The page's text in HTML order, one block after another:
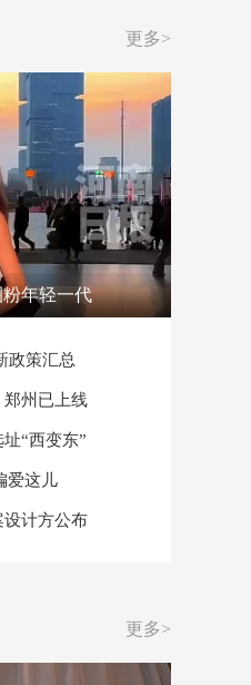
更多>
年轻一代
政策汇总
州已上线
“西变东”
爱这儿
计方公布
更多>